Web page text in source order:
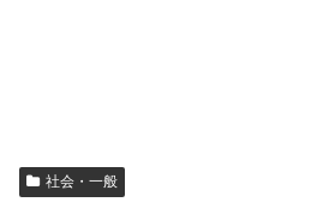
社会・一般